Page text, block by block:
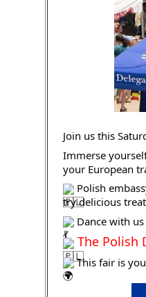
Join us this
Immerse
your European
Polish
try delicious
Dance with
The Polish
This fair is